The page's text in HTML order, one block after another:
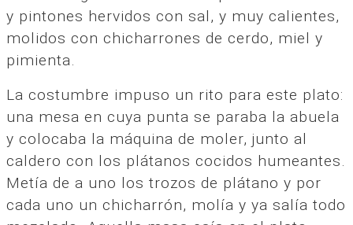
y pintones hervidos con sal, y muy calientes,
molidos con chicharrones de cerdo, miel y
pimienta.
La costumbre impuso un rito para este plato:
una mesa en cuya punta se paraba la abuela
y colocaba la máquina de moler, junto al
caldero con los plátanos cocidos humeantes.
Metía de a uno los trozos de plátano y por
cada uno un chicharrón, molía y ya salía todo